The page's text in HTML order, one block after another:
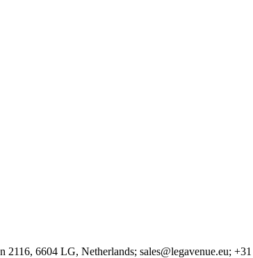
2116, 6604 LG, Netherlands; sales@legavenue.eu;